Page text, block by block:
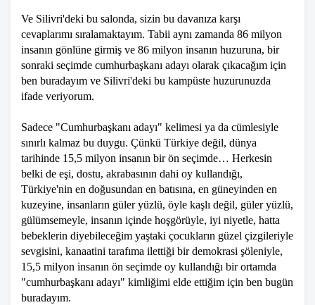
Ve Silivri'deki bu salonda, sizin bu davanıza karşı
cevaplarımı sıralamaktayım. Tabii aynı zamanda 86 milyon
insanın gönlüne girmiş ve 86 milyon insanın huzuruna, bir
sonraki seçimde cumhurbaşkanı adayı olarak çıkacağım için
ben buradayım ve Silivri'deki bu kampüste huzurunuzda
ifade veriyorum.
Sadece "Cumhurbaşkanı adayı" kelimesi ya da cümlesiyle
sınırlı kalmaz bu duygu. Çünkü Türkiye değil, dünya
tarihinde 15,5 milyon insanın bir ön seçimde… Herkesin
belki de eşi, dostu, akrabasının dahi oy kullandığı,
Türkiye'nin en doğusundan en batısına, en güneyinden en
kuzeyine, insanların güler yüzlü, öyle kaşlı değil, güler yüzlü,
gülümsemeyle, insanın içinde hoşgörüyle, iyi niyetle, hatta
bebeklerin diyebileceğim yaştaki çocukların güzel çizgileriyle
sevgisini, kanaatini tarafıma ilettiği bir demokrasi şöleniyle,
15,5 milyon insanın ön seçimde oy kullandığı bir ortamda
"cumhurbaşkanı adayı" kimliğimi elde ettiğim için ben bugün
buradayım.